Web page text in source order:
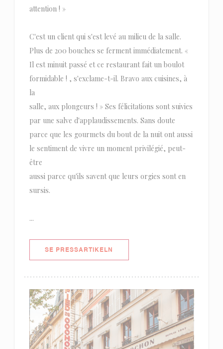
attention ! »
C'est un client qui s'est levé au milieu de la salle.
Plus de 200 bouches se ferment immédiatement. «
Il est minuit passé et ce restaurant fait un boulot
formidable ! , s'exclame-t-il. Bravo aux cuisines, à
la
salle, aux plongeurs ! » Ses félicitations sont suivies
par une salve d'applaudissements. Sans doute
parce que les gourmets du bout de la nuit ont aussi
le sentiment de vivre un moment privilégié, peut-
être
aussi parce qu'ils savent que leurs orgies sont en
sursis.
...
SE PRESSARTIKELN